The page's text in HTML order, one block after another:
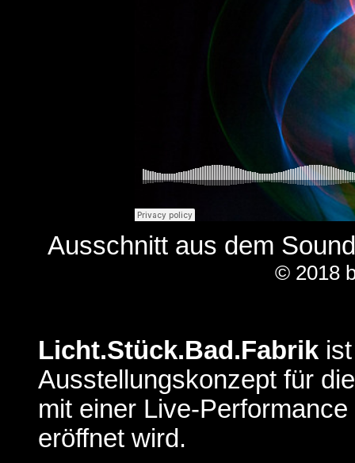
Ausschnitt aus dem
© 2018
Licht.Stück.Bad.Fabrik
Ausstellungskonzept für
mit einer Live-
eröffnet wird.